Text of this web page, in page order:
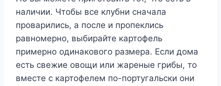
наличии. Чтобы все клубни сначала
проварились, а после и пропеклись
равномерно, выбирайте картофель
примерно одинакового размера. Если дома
есть свежие овощи или жареные грибы, то
вместе с картофелем по-португальски они